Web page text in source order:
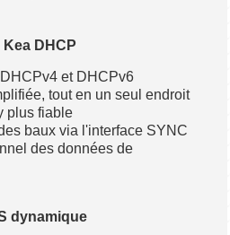
DHCP
et DHCPv6
tout en un seul endroit
plus fiable
baux via l'interface SYNC
des données de
dynamique